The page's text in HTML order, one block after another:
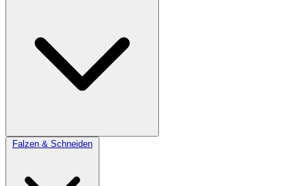
Falzen & Schneiden